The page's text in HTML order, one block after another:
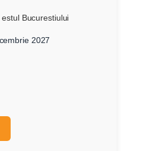
Bucurestiului
2027